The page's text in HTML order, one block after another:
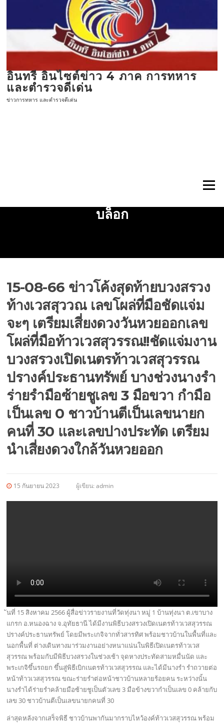
อินทรี อินไซต์ข่าว 4 ภาค การทหาร
และตำรวจดีเด่น
ข่าวการทหาร และตำรวจดีเด่น
เมนู
บล็อก
15-08-66 ข่าวโค้งสุดท้ายบวงสรวง
ท้างเวสสุววณ เลขโผล่ที่มือชัดแจ่ม
จะๆ เตรียมเสี่ยงดวงวันหวยออกเลข
โผล่ที่มือท้าวเวสสุวรรณ!!ชัดแจ่มงาน
บวงสรวงเปิดเนตรท้าวเวสสุวรรณ
ปรางค์ประธานทรัพย์ บางช่วงนางรำ
ร่ายรำมือซ้ายชูเลข 3 มือขวา กำมือ
เป็นเลข 0 ชาวบ้านตีเป็นเลขนายก
คนที่ 30 และเลขปางประทัด เตรียม
นำเสี่ยงดวงใกล้วันหวยออก
15 กันยายน 2023 ผู้เขียน:admin
ันที่ 15 สิงหาคม 2566 ผู้สื่อข่าวรายงานที่วัดทุ่งนา หมู่ 1 บ้านทุ่งนา ต.เขาบาง
แกรก อ.หนองฉาง จ.อุทัยธานี ได้มีงานพิธีบวงสรวงเปิดเนตรท้าวเวสสุวรรณ
ปรางค์ประธานทรัพย์ โดยมีพระเกจิจากทั่วสารทิศ พร้อมชาวบ้านในพื้นที่และ
นอกพื้นที่ ต่างเดินทางมาร่วมงานอย่างหนาแน่นในพิธีเปิดเนตรท้าวเวส
สุวรรณ พร้อมกับมีพิธีบวงสรวงในช่วงเช้า จุดหางประทัดสามหมื่นนัด และ
พระเกจิขึ้นรถยก ขึ้นสู่พิธีเบิกเนตรท้าวเวสสุวรรณ และได้มีนางรำ รำถวายต่อ
หน้าท้าวเวสสุวรรณ ขณะร่ายรำต่อหน้าชาวบ้านหลายร้อยคน ระหว่างนั้น
นางรำได้ร่ายรำคล้ายมือซ้ายชูเป็นตัวเลข 3 มือข้างขวากำเป็นเลข 0 คล้ายกับ
เลข 30 ชาวบ้านตีเป็นเลขนายกคนที่ 30
ล่าสุดหลังจากเสร็จพิธี ชาวบ้านพากันมากราบไหว้องค์ท้าวเวสสุวรรณ พร้อม